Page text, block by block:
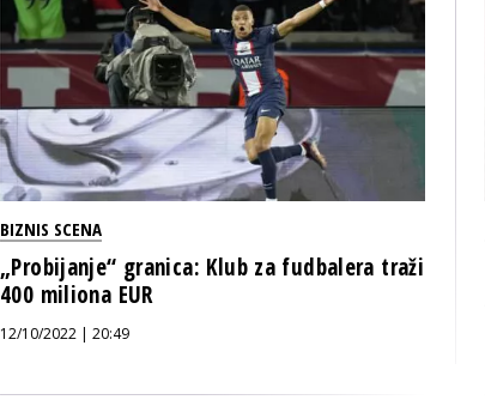
BIZNIS SCENA
„Probijanje“ granica: Klub za fudbalera traži
400 miliona EUR
12/10/2022 | 20:49